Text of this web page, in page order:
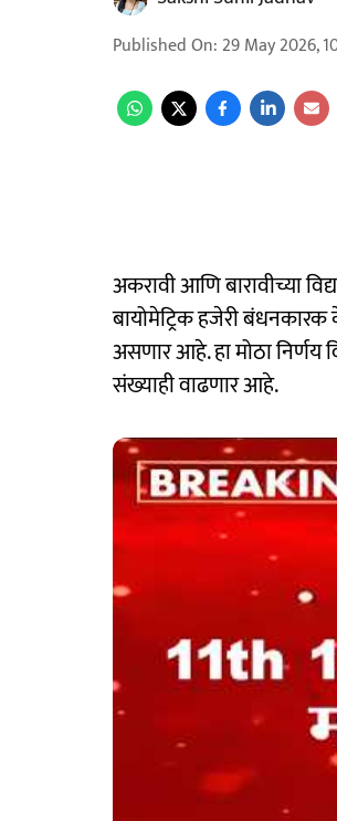
Published On: 29 May 2026,
अकरावी आणि बारावीच्या
बायोमेट्रिक हजेरी
असणार आहे. हा मोठा निर्णय
संख्याही वाढणार आहे.